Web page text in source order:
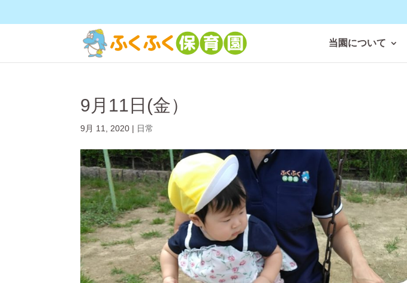
当園について
9月11日(金）
9月 11, 2020 | 日常